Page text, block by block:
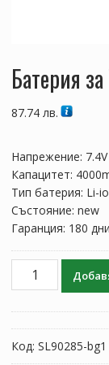
Батерия
87.74 лв.
Напрежение: 7.4V
Капацитет:
Тип батерия: Li-
Състояние: new
Гаранция: 180 дни
количество
BT-
Код: SL90285-bg1